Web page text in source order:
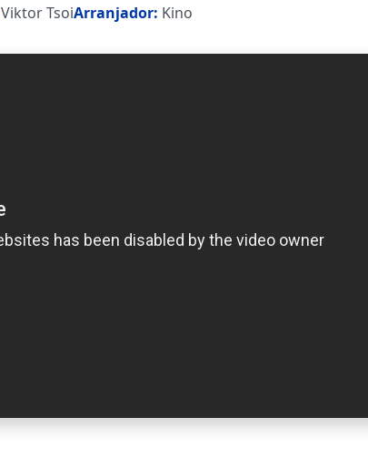
Viktor TsoiArranjador: Kino